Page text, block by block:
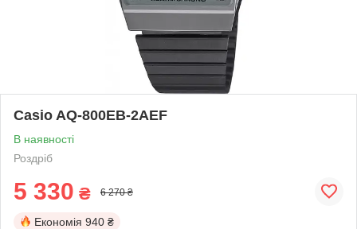
Casio AQ-800EB-2AEF
В наявності
Роздріб
5 330 ₴ 6 270 ₴
Економія 940 ₴